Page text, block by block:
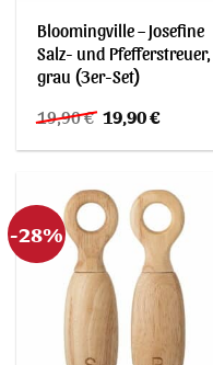
Bloomingville – Josefine
Salz- und Pfefferstreuer,
grau (3er-Set)
19,90€ Ursprünglicher
Preis
war:
19,90€Aktueller
ist:
-28%